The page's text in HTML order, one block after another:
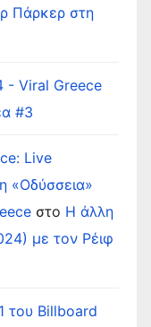
Πάρκερ στη
- Viral Greece
#3
Live
«Οδύσσεια»
στο Η άλλη
με τον Ρέιφ
του Billboard